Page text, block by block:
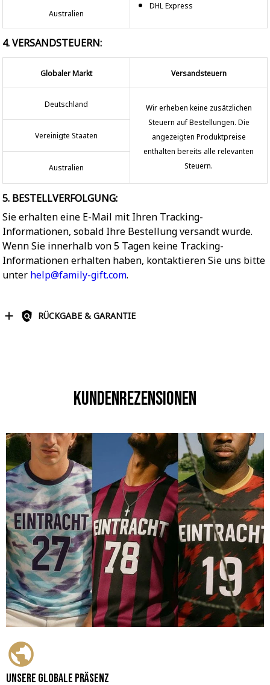
DHL Express
Australien
4. VERSANDSTEUERN:
Globaler Markt Versandsteuern
Deutschland
Wir erheben keine zusätzlichen
Steuern auf Bestellungen. Die
angezeigten Produktpreise
enthalten bereits alle relevanten
Steuern.
Vereinigte Staaten
Australien
5. BESTELLVERFOLGUNG:
Sie erhalten eine E-Mail mit Ihren Tracking-
Informationen, sobald Ihre Bestellung versandt wurde.
Wenn Sie innerhalb von 5 Tagen keine Tracking-
Informationen erhalten haben, kontaktieren Sie uns bitte
unter help@family-gift.com.
RÜCKGABE & GARANTIE
Kundenrezensionen
Unsere globale Präsenz